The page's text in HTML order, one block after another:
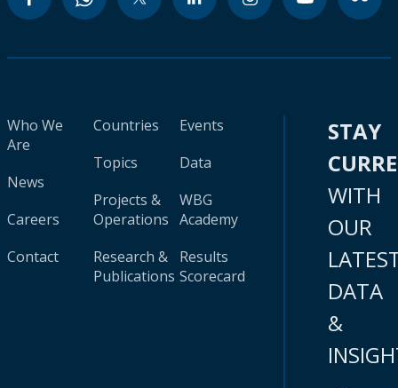
Who We
Are
News
Careers
Contact
Countries
Topics
Projects &
Operations
Research &
Publications
Events
Data
WBG
Academy
Results
Scorecard
STAY
WITH
OUR
DATA
&